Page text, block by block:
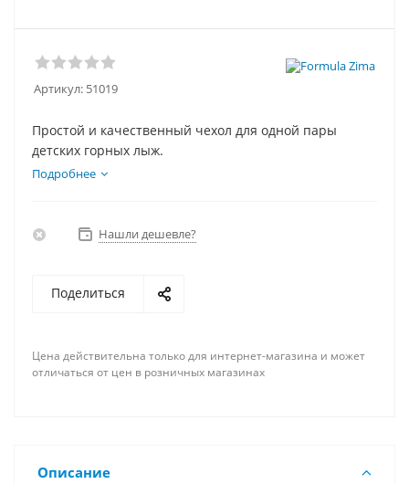
Артикул: 51019
Простой и качественный чехол для одной пары
детских горных лыж.
Подробнее
Нашли дешевле?
Поделиться
Цена действительна только для интернет-магазина и может
отличаться от цен в розничных магазинах
Описание